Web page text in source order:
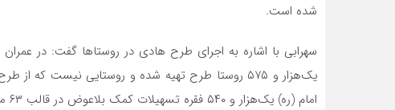
شده است.
امام (ره) یک‌هزار و ۵۴۰ فقره تسهیلات کمک بلاعوض در قالب ۶۳ میلیارد تومان پرداخت شده است.